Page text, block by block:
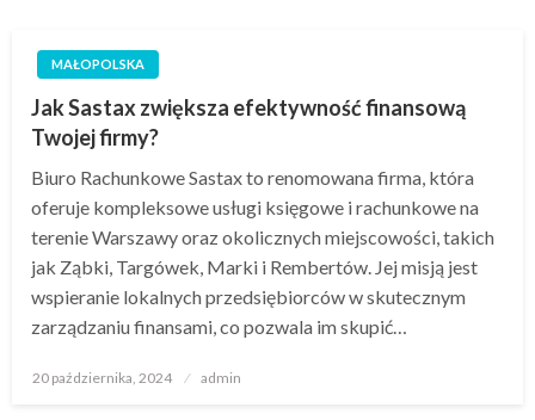
MAŁOPOLSKA
Jak Sastax zwiększa efektywność finansową
Twojej firmy?
Biuro Rachunkowe Sastax to renomowana firma, która
oferuje kompleksowe usługi księgowe i rachunkowe na
terenie Warszawy oraz okolicznych miejscowości, takich
jak Ząbki, Targówek, Marki i Rembertów. Jej misją jest
wspieranie lokalnych przedsiębiorców w skutecznym
zarządzaniu finansami, co pozwala im skupić…
Opublikowane
20 października, 2024 admin